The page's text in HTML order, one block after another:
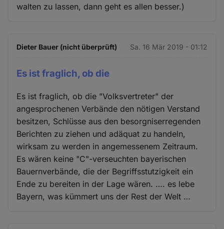
walten zu lassen, dann geht es allen besser.)
Dieter Bauer (nicht überprüft) Sa. 16 Mär 2019 - 01:12
Es ist fraglich, ob die
Es ist fraglich, ob die "Volksvertreter" der
angesprochenen Verbände den nötigen Verstand
besitzen, Schlüsse aus den besorgniserregenden
Berichten zu ziehen und adäquat zu handeln,
wirksam zu werden in angemessenem Zeitraum.
Es wären keine "C"-verseuchten bayerischen
Bauernverbände, die der Begriffsstutzigkeit ein
Ende zu bereiten in der Lage wären. …. es lebe
Bayern, was kümmert uns der Rest der Welt …